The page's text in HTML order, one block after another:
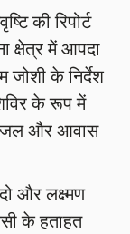
की रिपोर्ट
क्षेत्र में आपदा
के निर्देश
के रूप में
और आवास
और लक्ष्मण
के हताहत